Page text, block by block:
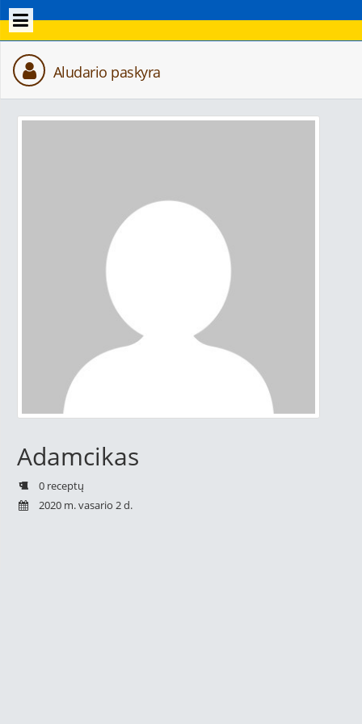
Aludario paskyra
Adamcikas
0 receptų
2020 m. vasario 2 d.